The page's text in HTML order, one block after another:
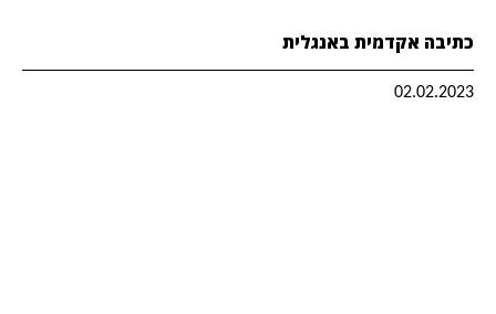
כתיבה אקדמית באנגלית
02.02.2023